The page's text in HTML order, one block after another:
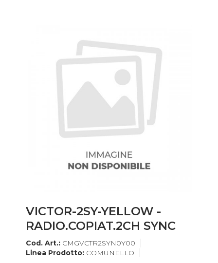
VICTOR-2SY-YELLOW -
RADIO.COPIAT.2CH SYNC
Cod. Art.: CMGVCTR2SYN0Y00
Linea Prodotto: COMUNELLO